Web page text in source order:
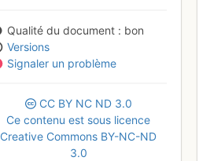
Qualité du document
bon
Versions
Signaler un problème
CC BY NC ND 3.0
Ce contenu est sous licence
Creative Commons BY-NC-ND
3.0